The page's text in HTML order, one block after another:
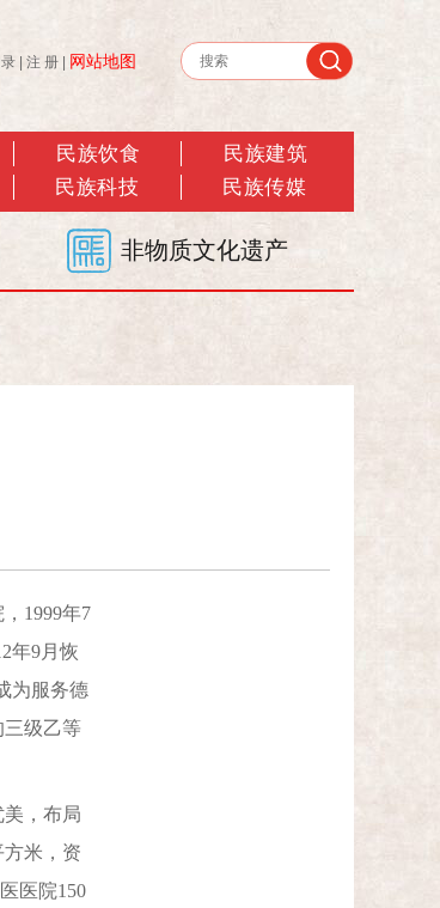
注 册 网站地图
民族饮食
民族建筑
民族科技 民族传媒
非物质文化遗产
1999年7
年9月恢
为服务德
三级乙等
，布局
米，资
医院150